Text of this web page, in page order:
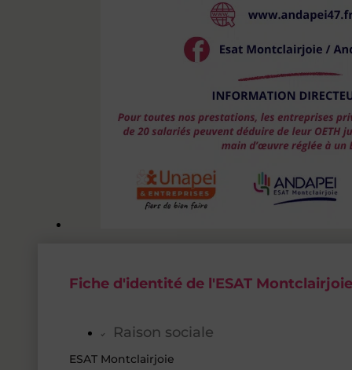
Fiche d'identité de l'ESAT Montclairjoie
Raison sociale
ESAT Montclairjoie